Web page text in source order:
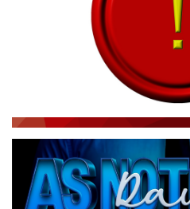
NOTÍCIAS AO MINUTO
ACONTECEU...VIROU MANCHETE!